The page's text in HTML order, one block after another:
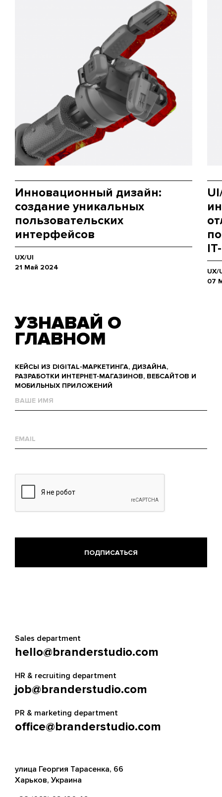
Инновационный дизайн:
создание уникальных
пользовательских
интерфейсов
UX/UI
21 Май 2024
UX/
07
УЗНАВАЙ О
ГЛАВНОМ
КЕЙСЫ ИЗ DIGITAL-МАРКЕТИНГА, ДИЗАЙНА,
РАЗРАБОТКИ ИНТЕРНЕТ-МАГАЗИНОВ, ВЕБСАЙТОВ И
МОБИЛЬНЫХ ПРИЛОЖЕНИЙ
mail
Sales department
hello@branderstudio.com
HR & recruiting department
job@branderstudio.com
PR & marketing department
office@branderstudio.com
улица Георгия Тарасенка, 66
Харьков, Украина